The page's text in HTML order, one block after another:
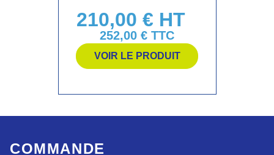
Prix
210,00 € HT
252,00 € TTC
VOIR LE PRODUIT
COMMANDE